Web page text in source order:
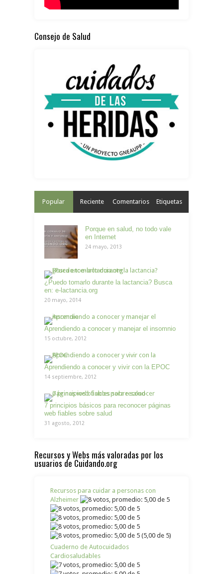
Consejo de Salud
Popular Reciente Comentarios Etiquetas
Porque en salud, no todo vale
en Internet
24 mayo, 2013
¿Puedo tomarlo durante la lactancia? Busca
en: e-lactancia.org
20 mayo, 2014
Aprendiendo a conocer y manejar el insomnio
15 octubre, 2012
Aprendiendo a conocer y vivir con la EPOC
14 septiembre, 2012
7 principios básicos para reconocer páginas
web fiables sobre salud
31 agosto, 2012
Recursos y Webs más valoradas por los
usuarios de Cuidando.org
Recursos para cuidar a personas con
Alzheimer
(5,00 de 5)
Cuaderno de Autocuidados
Cardiosaludables